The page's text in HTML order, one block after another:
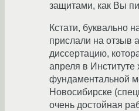
защитами, как Вы
Кстати, буквально
прислали на отзыв
диссертацию,
апреля в Институте
фундаментальной
Новосибирске
очень достойная